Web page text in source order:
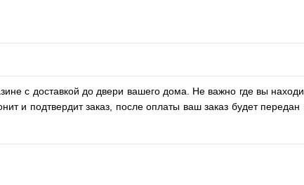
с доставкой до двери вашего дома. Не важно где вы
и подтвердит заказ, после оплаты ваш заказ будет передан